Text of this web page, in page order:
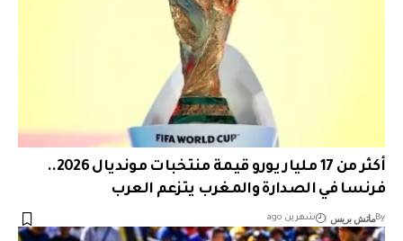
أكثر من 17 مليار يورو قيمة منتخبات مونديال 2026..
فرنسا في الصدارة والمغرب يتزعم العرب
Byماتش بريس شهرين ago